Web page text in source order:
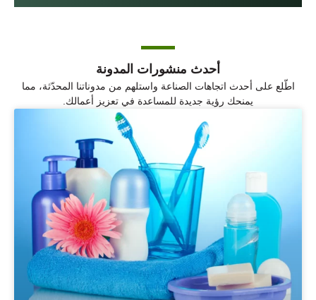
أحدث منشورات المدونة
اطّلع على أحدث اتجاهات الصناعة واستلهم من مدوناتنا المحدّثة، مما
يمنحك رؤية جديدة للمساعدة في تعزيز أعمالك.